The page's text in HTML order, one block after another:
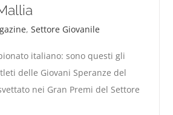
Giacomo Emili, Davide
e Leonardo Mallia
,Settore Giovanile
italiano: sono questi gli
delle Giovani Speranze del
nei Gran Premi del Settore